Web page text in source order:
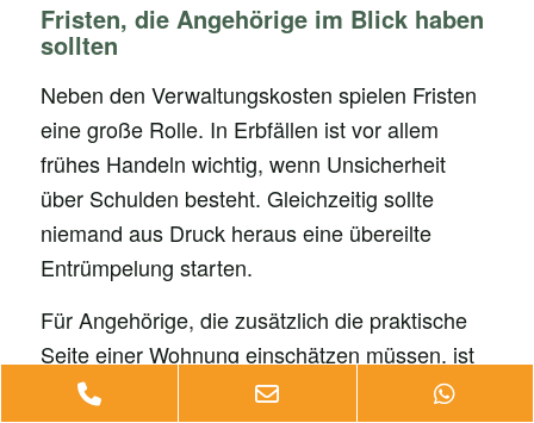
Fristen, die Angehörige im Blick haben
sollten
Neben den Verwaltungskosten spielen Fristen
eine große Rolle. In Erbfällen ist vor allem
frühes Handeln wichtig, wenn Unsicherheit
über Schulden besteht. Gleichzeitig sollte
niemand aus Druck heraus eine übereilte
Entrümpelung starten.
Für Angehörige, die zusätzlich die praktische
Seite einer Wohnung einschätzen müssen, ist
die Verbindung von Kosten der Räumung und